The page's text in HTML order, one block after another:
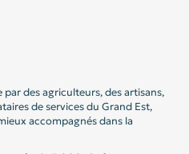
par des agriculteurs, des artisans,
de services du Grand Est,
accompagnés dans la